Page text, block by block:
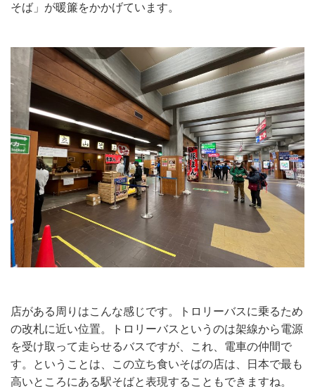
そば」が暖簾をかかげています。
店がある周りはこんな感じです。トロリーバスに乗るため
の改札に近い位置。トロリーバスというのは架線から電源
を受け取って走らせるバスですが、これ、電車の仲間で
す。ということは、この立ち食いそばの店は、日本で最も
高いところにある駅そばと表現することもできますね。